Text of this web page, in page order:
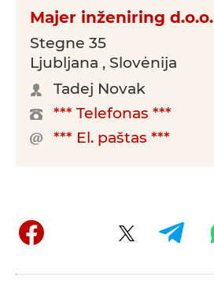
Majer inženiring d.o.o.
Stegne 35
Ljubljana , Slovėnija
Tadej Novak
*** Telefonas ***
*** El. paštas ***